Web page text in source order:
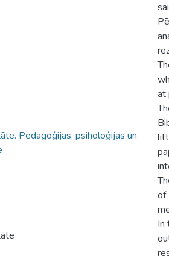
Pedagoģijas, psiholoģijas un
at
of
In